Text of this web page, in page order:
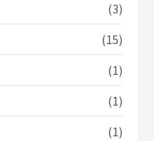
(3)
(15)
(1)
(1)
(1)